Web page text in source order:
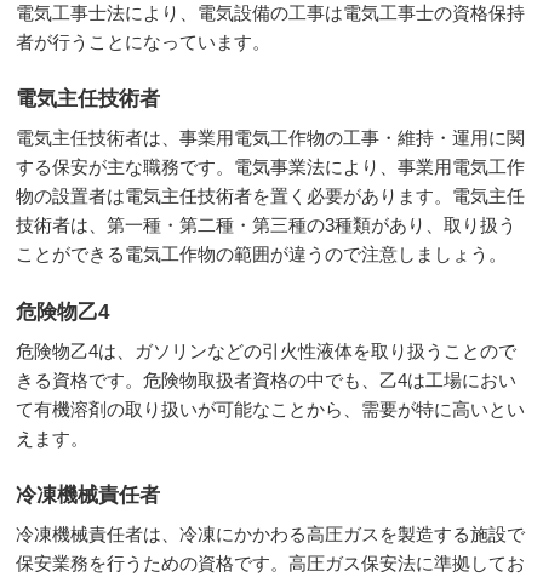
電気工事士法により、電気設備の工事は電気工事士の資格保持
者が行うことになっています。
電気主任技術者
電気主任技術者は、事業用電気工作物の工事・維持・運用に関
する保安が主な職務です。電気事業法により、事業用電気工作
物の設置者は電気主任技術者を置く必要があります。電気主任
技術者は、第一種・第二種・第三種の3種類があり、取り扱う
ことができる電気工作物の範囲が違うので注意しましょう。
危険物乙4
危険物乙4は、ガソリンなどの引火性液体を取り扱うことので
きる資格です。危険物取扱者資格の中でも、乙4は工場におい
て有機溶剤の取り扱いが可能なことから、需要が特に高いとい
えます。
冷凍機械責任者
冷凍機械責任者は、冷凍にかかわる高圧ガスを製造する施設で
保安業務を行うための資格です。高圧ガス保安法に準拠してお